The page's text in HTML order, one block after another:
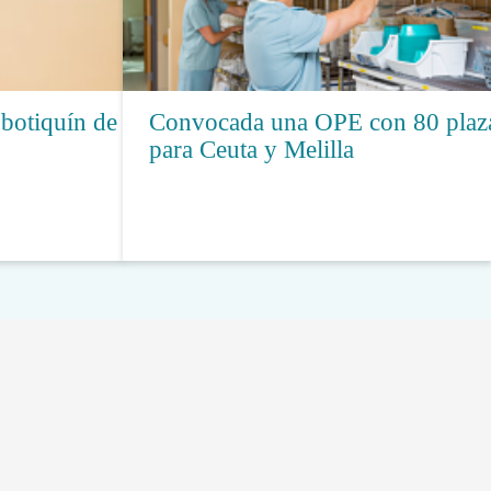
de
Convocada una OPE con 80
para Ceuta y Melilla